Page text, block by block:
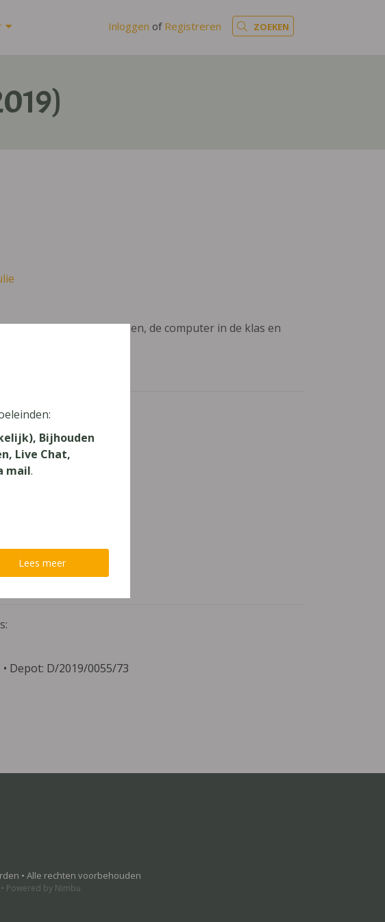
Inloggen of Registreren ZOEKEN
redelijke aanpassingen, de computer in de klas en
Depot: D/2019/0055/73
• Alle rechten voorbehouden
• Powered by Nimbu
Bijhouden
Live Chat,
mail.
Lees meer